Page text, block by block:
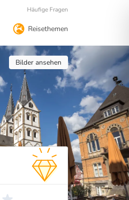
Reisethemen
Häufige Fragen
Bilder ansehen